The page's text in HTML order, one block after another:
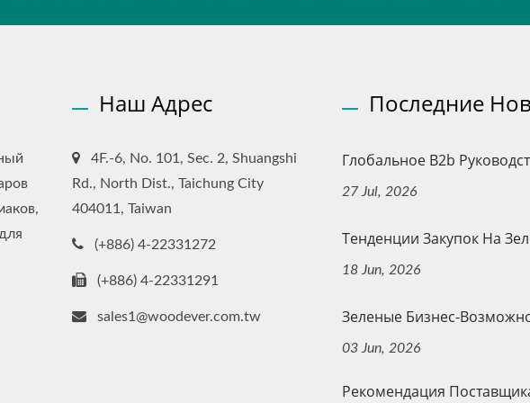
Наш Адрес
4F.-6, No. 101, Sec. 2, Shuangshi
Rd., North Dist., Taichung City
404011, Taiwan
(+886) 4-22331272
(+886) 4-22331291
sales1@woodever.com.tw
Последние
Глобальное B2b
27 Jul, 2026
Тенденции Закупок На
18 Jun, 2026
Зеленые Бизнес-
03 Jun, 2026
Рекомендация